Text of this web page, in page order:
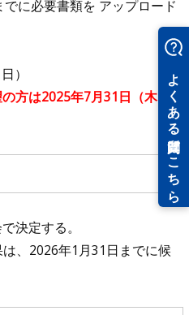
に必要書類を アップロード
）
方は2025年7月31日（木）
決定する。
、2026年1月31日までに候